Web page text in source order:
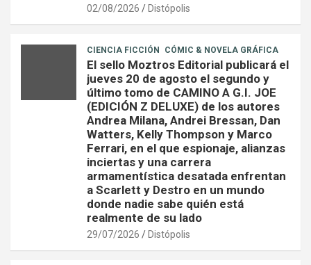
02/08/2026 Distópolis
CIENCIA FICCIÓN CÓMIC & NOVELA GRÁFICA
El sello Moztros Editorial publicará el
jueves 20 de agosto el segundo y
último tomo de CAMINO A G.I. JOE
(EDICIÓN Z DELUXE) de los autores
Andrea Milana, Andrei Bressan, Dan
Watters, Kelly Thompson y Marco
Ferrari, en el que espionaje, alianzas
inciertas y una carrera
armamentística desatada enfrentan
a Scarlett y Destro en un mundo
donde nadie sabe quién está
realmente de su lado
29/07/2026 Distópolis